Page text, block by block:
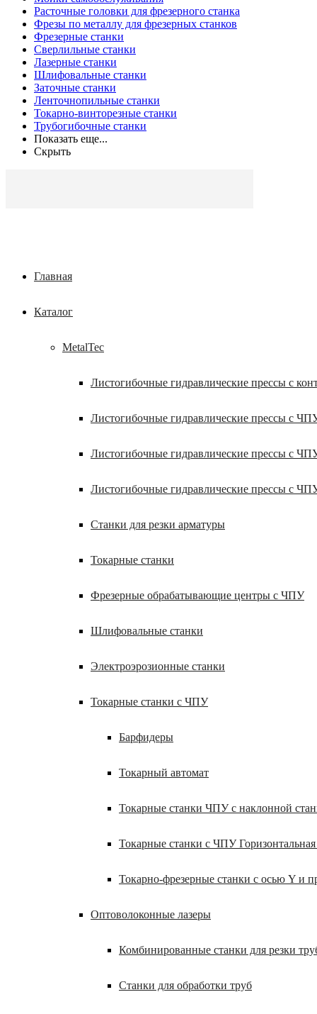
Расточные головки для фрезерного станка
Фрезы по металлу для фрезерных станков
Фрезерные станки
Сверлильные станки
Лазерные станки
Шлифовальные станки
Заточные станки
Ленточнопильные станки
Токарно-винторезные станки
Трубогибочные станки
Показать еще...
Скрыть
Главная
Каталог
MetalTec
Листогибочные гидравлические прессы с
Листогибочные гидравлические прессы с
Листогибочные гидравлические прессы с
Листогибочные гидравлические прессы с
Станки для резки арматуры
Токарные станки
Фрезерные обрабатывающие центры с ЧПУ
Шлифовальные станки
Электроэрозионные станки
Токарные станки с ЧПУ
Барфидеры
Токарный автомат
Токарные станки ЧПУ c наклонной
Токарные станки с ЧПУ
Токарно-фрезерные станки с осью Y и
Оптоволоконные лазеры
Комбинированные станки для резки
Станки для обработки труб